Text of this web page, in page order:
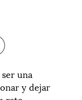
una
y dejar